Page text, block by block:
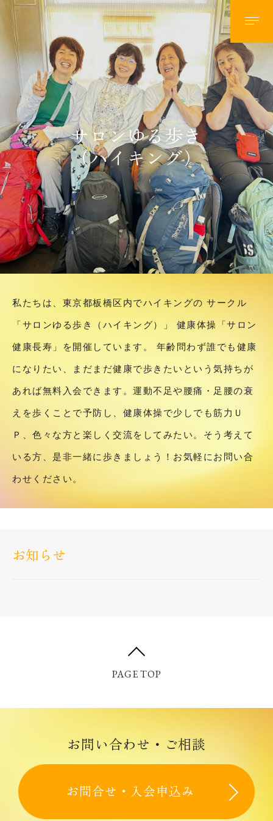
サロンゆる歩き
（ハイキング）
ハイキング計画
年度別計画
２０２６年計画
２０２５年計画
２０２４年計画
２０２３年計画
２０２２年計画
２０２１年計画
実施内容
２０２１年
２０２３年
２０２４年
２０２５年
２０２６年
サロン健康長寿とは
お知らせ
親睦会を８月８日（土）板橋区西台「おいしい野
す。
サロンゆる歩き（ハイキング）
私たちは、東京都板橋区内でハイキングの サークル
「サロンゆる歩き（ハイキング）」 健康体操「サロン
健康長寿」を開催しています。 年齢問わず誰でも健康
になりたい、まだまだ健康で歩きたいという気持ちが
あれば無料入会できます。運動不足や腰痛・足腰の衰
えを歩くことで予防し、健康体操で少しでも筋力Ｕ
Ｐ、色々な方と楽しく交流をしてみたい。そう考えて
いる方、是非一緒に歩きましょう！お気軽にお問い合
わせください。
お知らせ
PAGE TOP
お問合せ・入会申込み